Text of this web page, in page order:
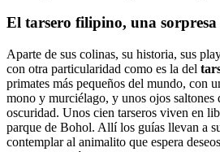
El tarsero filipino, una sorpresa
Aparte de sus colinas, su historia, sus
con otra particularidad como es la del
primates más pequeños del mundo, con
mono y murciélago, y unos ojos saltones
oscuridad. Unos cien tarseros viven en
parque de Bohol. Allí los guías llevan a
contemplar al animalito que espera